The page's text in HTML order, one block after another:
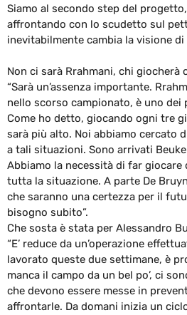
Siamo al secondo step del
affrontando con lo scudetto sul
inevitabilmente cambia la visione
Non ci sarà Rrahmani, chi giocherà
“Sarà un’assenza importante.
nello scorso campionato, è uno dei
Come ho detto, giocando ogni tre
sarà più alto. Noi abbiamo cercato
a tali situazioni. Sono arrivati
Abbiamo la necessità di far
tutta la situazione. A parte De
che saranno una certezza per il
bisogno subito”.
Che sosta è stata per Alessandro
“E’ reduce da un’operazione
lavorato queste due settimane, è
manca il campo da un bel po’, ci
che devono essere messe in
affrontarle. Da domani inizia un